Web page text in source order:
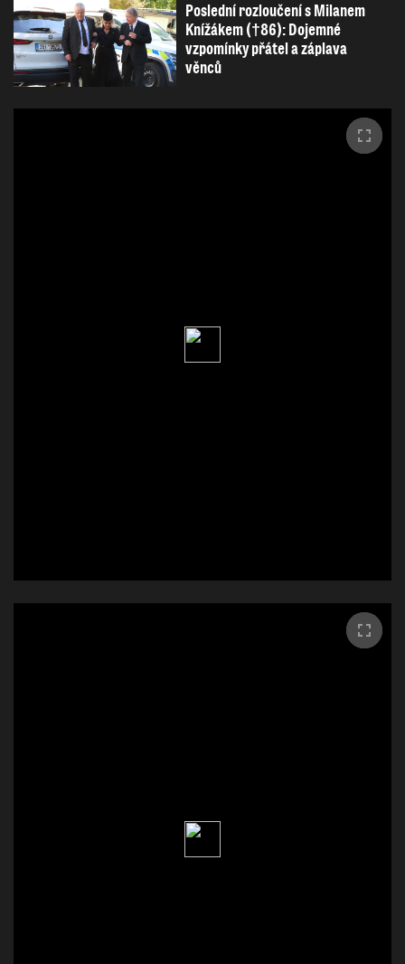
Poslední rozloučení s Milanem
Knížákem (†86): Dojemné
vzpomínky přátel a záplava
věnců